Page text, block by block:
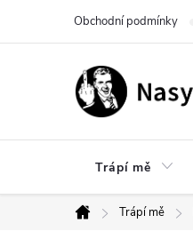
Obchodní podmínky
Trápí mě
Domů
Trápí mě